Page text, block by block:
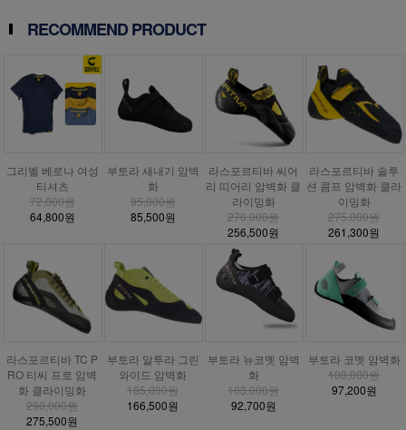
RECOMMEND PRODUCT
그리벨 베로나 여성
티셔츠
72,000원
64,800원
부토라 새내기 암벽
화
95,000원
85,500원
라스포르티바 씨어
리 띠어리 암벽화 클
라이밍화
270,000원
256,500원
라스포르티바 솔루
션 콤프 암벽화 클라
이밍화
275,000원
261,300원
라스포르티바 TC P
RO 티씨 프로 암벽
화 클라이밍화
290,000원
275,500원
부토라 알투라 그린
와이드 암벽화
185,000원
166,500원
부토라 뉴코멧 암벽
화
103,000원
92,700원
부토라 코멧 암벽화
108,000원
97,200원